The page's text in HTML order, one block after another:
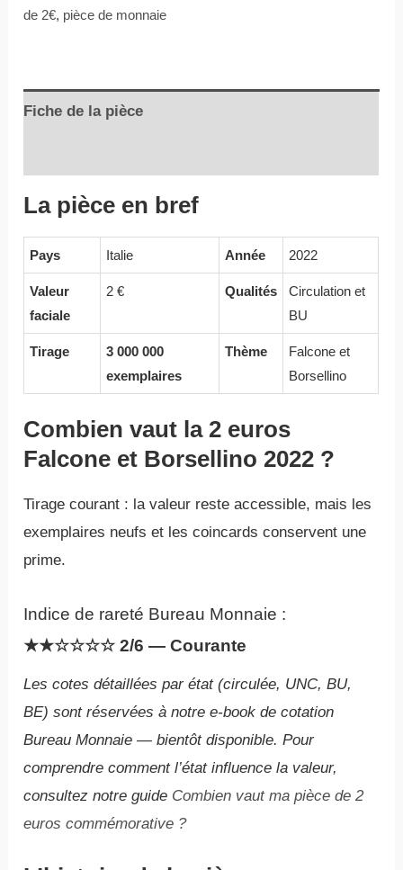
de 2€, pièce de monnaie
Fiche de la pièce
La pièce en bref
Pays Italie Année 2022
Valeur
faciale
2 € Qualités
Circulation et
BU
Tirage
3 000 000
exemplaires
Thème
Falcone et
Borsellino
Combien vaut la 2 euros
Falcone et Borsellino 2022 ?
Tirage courant : la valeur reste accessible, mais les
exemplaires neufs et les coincards conservent une
prime.
Indice de rareté Bureau Monnaie :
★★☆☆☆☆ 2/6 — Courante
Les cotes détaillées par état (circulée, UNC, BU,
BE) sont réservées à notre e-book de cotation
Bureau Monnaie — bientôt disponible. Pour
comprendre comment l’état influence la valeur,
consultez notre guide Combien vaut ma pièce de 2
euros commémorative ?